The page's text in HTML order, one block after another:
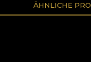
ÄHNLICHE